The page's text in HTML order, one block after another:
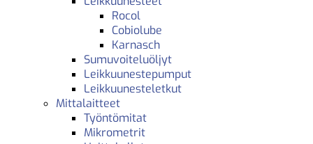
Rocol
Cobiolube
Karnasch
Sumuvoiteluöljyt
Leikkuunestepumput
Leikkuunesteletkut
Mittalaitteet
Työntömitat
Mikrometrit